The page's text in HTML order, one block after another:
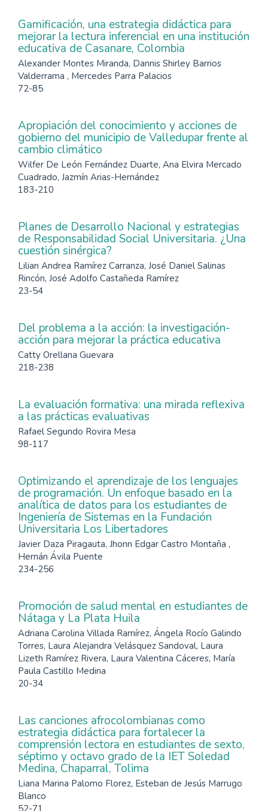
Gamificación, una estrategia didáctica para
mejorar la lectura inferencial en una institución
educativa de Casanare, Colombia
Alexander Montes Miranda, Dannis Shirley Barrios
Valderrama , Mercedes Parra Palacios
72-85
Apropiación del conocimiento y acciones de
gobierno del municipio de Valledupar frente al
cambio climático
Wilfer De León Fernández Duarte, Ana Elvira Mercado
Cuadrado, Jazmín Arias-Hernández
183-210
Planes de Desarrollo Nacional y estrategias
de Responsabilidad Social Universitaria. ¿Una
cuestión sinérgica?
Lilian Andrea Ramírez Carranza, José Daniel Salinas
Rincón, José Adolfo Castañeda Ramírez
23-54
Del problema a la acción: la investigación-
acción para mejorar la práctica educativa
Catty Orellana Guevara
218-238
La evaluación formativa: una mirada reflexiva
a las prácticas evaluativas
Rafael Segundo Rovira Mesa
98-117
Optimizando el aprendizaje de los lenguajes
de programación. Un enfoque basado en la
analítica de datos para los estudiantes de
Ingeniería de Sistemas en la Fundación
Universitaria Los Libertadores
Javier Daza Piragauta, Jhonn Edgar Castro Montaña ,
Hernán Ávila Puente
234-256
Promoción de salud mental en estudiantes de
Nátaga y La Plata Huila
Adriana Carolina Villada Ramírez, Ángela Rocío Galindo
Torres, Laura Alejandra Velásquez Sandoval, Laura
Lizeth Ramírez Rivera, Laura Valentina Cáceres, María
Paula Castillo Medina
20-34
Las canciones afrocolombianas como
estrategia didáctica para fortalecer la
comprensión lectora en estudiantes de sexto,
séptimo y octavo grado de la IET Soledad
Medina, Chaparral, Tolima
Liana Marina Palomo Florez, Esteban de Jesús Marrugo
Blanco
52-71